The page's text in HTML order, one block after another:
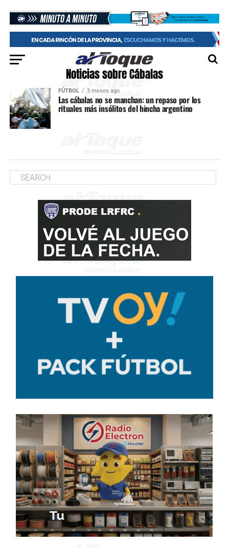
Noticias sobre Cábalas
FÚTBOL 3 meses ago
Las cábalas no se manchan: un repaso por los
rituales más insólitos del hincha argentino